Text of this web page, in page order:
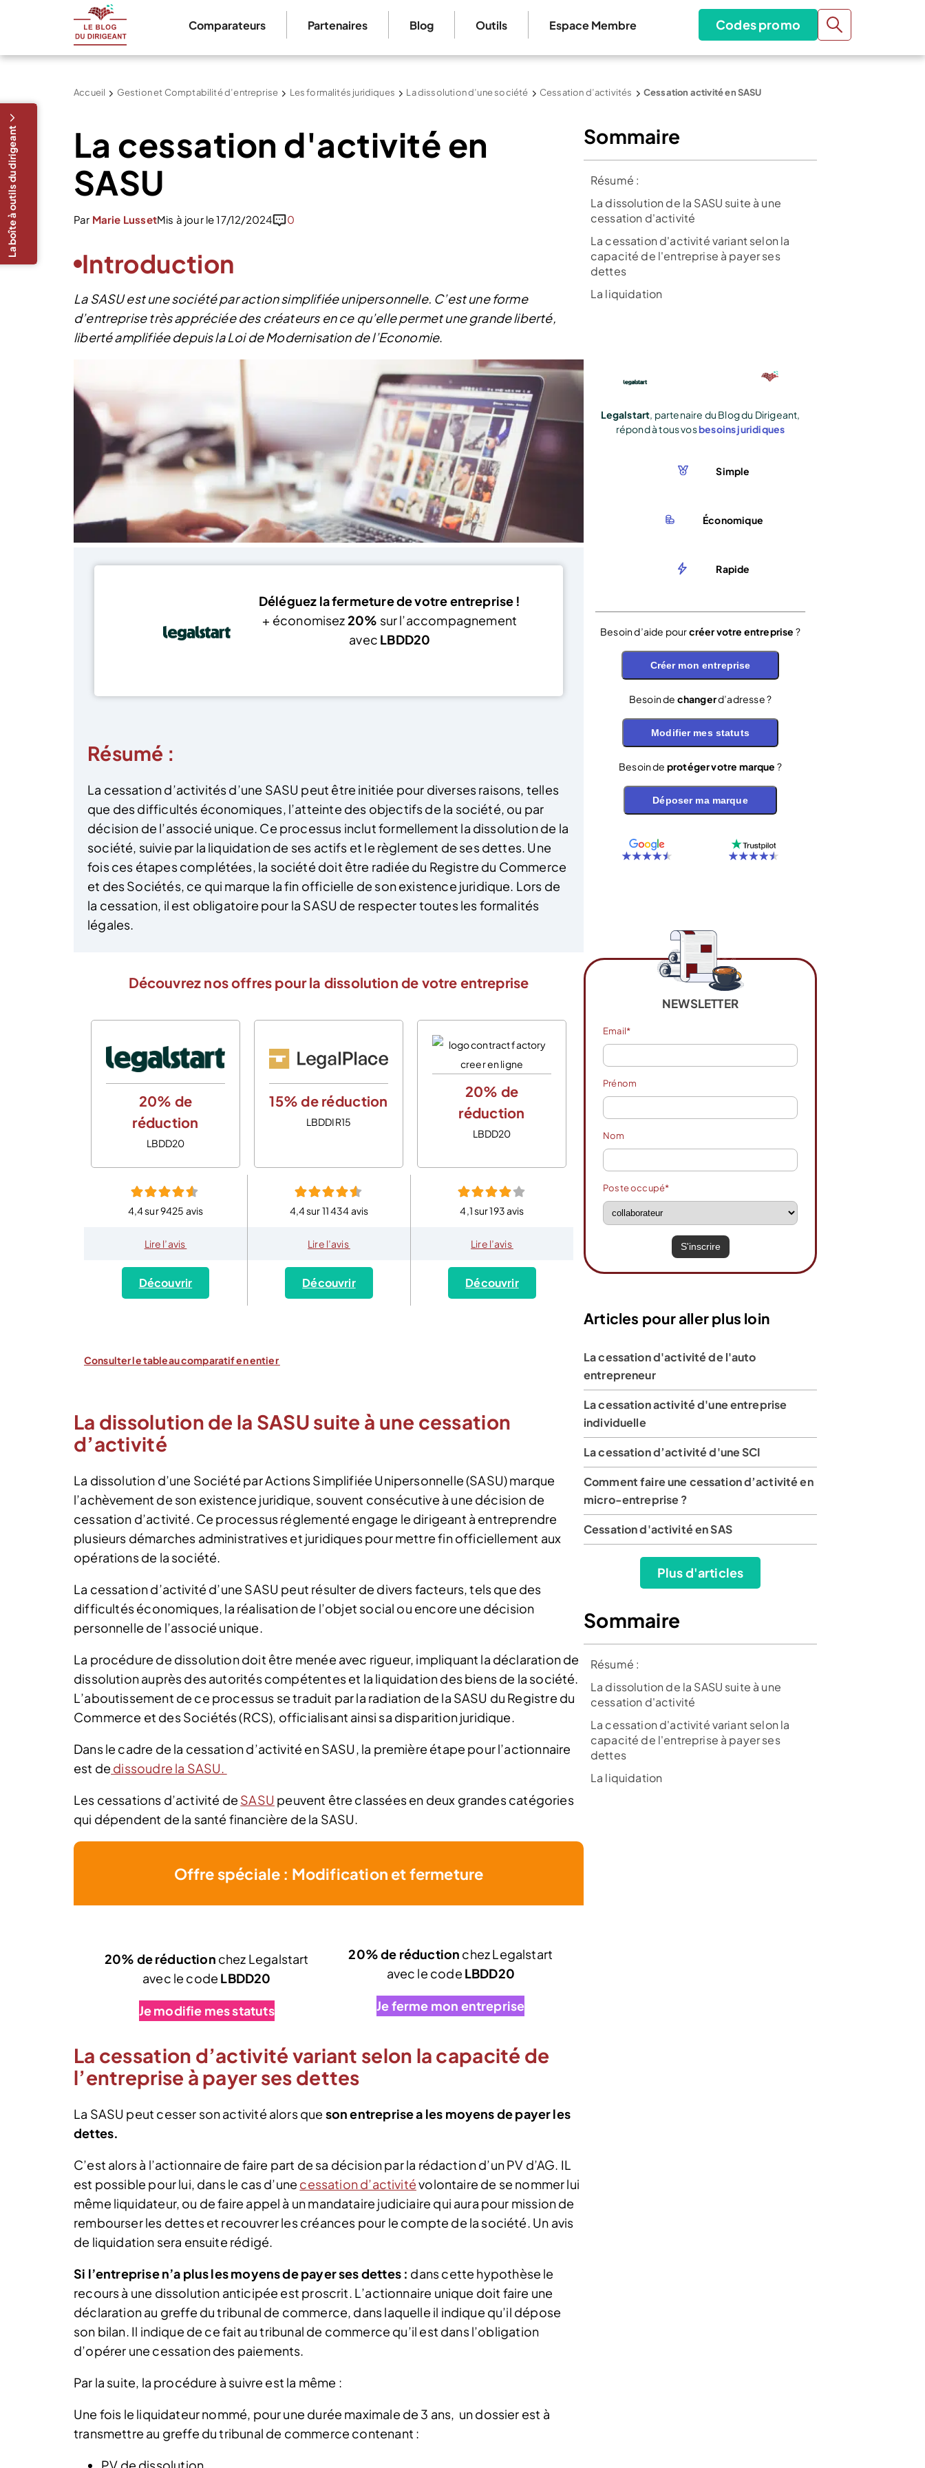
Comparateurs Partenaires Blog Outils Espace Membre Codes promo
Accueil Gestion et Comptabilité d’entreprise Les formalités juridiques La dissolution d’une société Cessation d’activités Cessation activité en SASU
La cessation d'activité en
SASU
Par Marie LussetMis à jour le 17/12/2024 0
Introduction
La SASU est une société par action simplifiée unipersonnelle. C’est une forme
d’entreprise très appréciée des créateurs en ce qu’elle permet une grande liberté,
liberté amplifiée depuis la Loi de Modernisation de l’Economie.
La boîte à outils du dirigeant
Déléguez la fermeture de votre entreprise !
+ économisez20% sur l’accompagnement
avec LBDD20
Résumé :
La cessation d’activités d’une SASU peut être initiée pour diverses raisons, telles
que des difficultés économiques, l’atteinte des objectifs de la société, ou par
décision de l’associé unique. Ce processus inclut formellement la dissolution de la
société, suivie par la liquidation de ses actifs et le règlement de ses dettes. Une
fois ces étapes complétées, la société doit être radiée du Registre du Commerce
et des Sociétés, ce qui marque la fin officielle de son existence juridique. Lors de
la cessation, il est obligatoire pour la SASU de respecter toutes les formalités
légales.
Découvrez nos offres pour la dissolution de votre entreprise
20% de
réduction
LBDD20
4,4 sur 9425 avis
Lire l’avis
Découvrir
15% de réduction
LBDDIR15
4,4 sur 11 434 avis
Lire l’avis
Découvrir
20% de
réduction
LBDD20
4,1 sur 193 avis
Lire l’avis
Découvrir
Consulter le tableau comparatif en entier
La dissolution de la SASU suite à une cessation
d’activité
La dissolution d’une Société par Actions Simplifiée Unipersonnelle (SASU) marque
l’achèvement de son existence juridique, souvent consécutive à une décision de
cessation d’activité. Ce processus réglementé engage le dirigeant à entreprendre
plusieurs démarches administratives et juridiques pour mettre fin officiellement aux
opérations de la société.
La cessation d’activité d’une SASU peut résulter de divers facteurs, tels que des
difficultés économiques, la réalisation de l’objet social ou encore une décision
personnelle de l’associé unique.
La procédure de dissolution doit être menée avec rigueur, impliquant la déclaration de
dissolution auprès des autorités compétentes et la liquidation des biens de la société.
L’aboutissement de ce processus se traduit par la radiation de la SASU du Registre du
Commerce et des Sociétés (RCS), officialisant ainsi sa disparition juridique.
Dans le cadre de la cessation d’activité en SASU, la première étape pour l’actionnaire
est de dissoudre la SASU.
Les cessations d’activité de SASU peuvent être classées en deux grandes catégories
qui dépendent de la santé financière de la SASU.
Offre spéciale : Modification et fermeture
20% de réduction chez Legalstart
avec le code LBDD20
Je modifie mes statuts
20% de réduction chez Legalstart
avec le code LBDD20
Je ferme mon entreprise
La cessation d’activité variant selon la capacité de
l’entreprise à payer ses dettes
La SASU peut cesser son activité alors que son entreprise a les moyens de payer les
dettes.
C’est alors à l’actionnaire de faire part de sa décision par la rédaction d’un PV d’AG. IL
est possible pour lui, dans le cas d’une cessation d’activitévolontaire de se nommer lui
même liquidateur, ou de faire appel à un mandataire judiciaire qui aura pour mission de
rembourser les dettes et recouvrer les créances pour le compte de la société. Un avis
de liquidation sera ensuite rédigé.
Si l’entreprise n’a plus les moyens de payer ses dettes : dans cette hypothèse le
recours à une dissolution anticipée est proscrit. L’actionnaire unique doit faire une
déclaration au greffe du tribunal de commerce, dans laquelle il indique qu’il dépose
son bilan. Il indique de ce fait au tribunal de commerce qu’il est dans l’obligation
d’opérer une cessation des paiements.
Par la suite, la procédure à suivre est la même :
Une fois le liquidateur nommé, pour une durée maximale de 3 ans, un dossier est à
transmettre au greffe du tribunal de commerce contenant :
Sommaire
Résumé :
La dissolution de la SASU suite à une
cessation d'activité
La cessation d'activité variant selon la
capacité de l'entreprise à payer ses
dettes
La liquidation
Legalstart, partenaire du Blog du Dirigeant,
répond à tous vosbesoins juridiques
Simple
Économique
Rapide
Besoin d’aide pourcréer votre entreprise ?
Créer mon entreprise
Besoin de changerd’adresse ?
Modifier mes statuts
Besoin de protéger votre marque ?
Déposer ma marque
NEWSLETTER
Email*
Prénom
Nom
Poste occupé*
Articles pour aller plus loin
La cessation d'activité de l'auto
entrepreneur
La cessation activité d'une entreprise
individuelle
La cessation d’activité d'une SCI
Comment faire une cessation d’activité en
micro-entreprise ?
Cessation d'activité en SAS
Plus d'articles
Sommaire
Résumé :
La dissolution de la SASU suite à une
cessation d'activité
La cessation d'activité variant selon la
capacité de l'entreprise à payer ses
dettes
La liquidation